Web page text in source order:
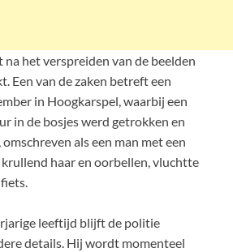
het verspreiden van de beelden
Een van de zaken betreft een
in Hoogkarspel, waarbij een
in de bosjes werd getrokken en
als een man met een
haar en oorbellen, vluchtte
leeftijd blijft de politie
details. Hij wordt momenteel